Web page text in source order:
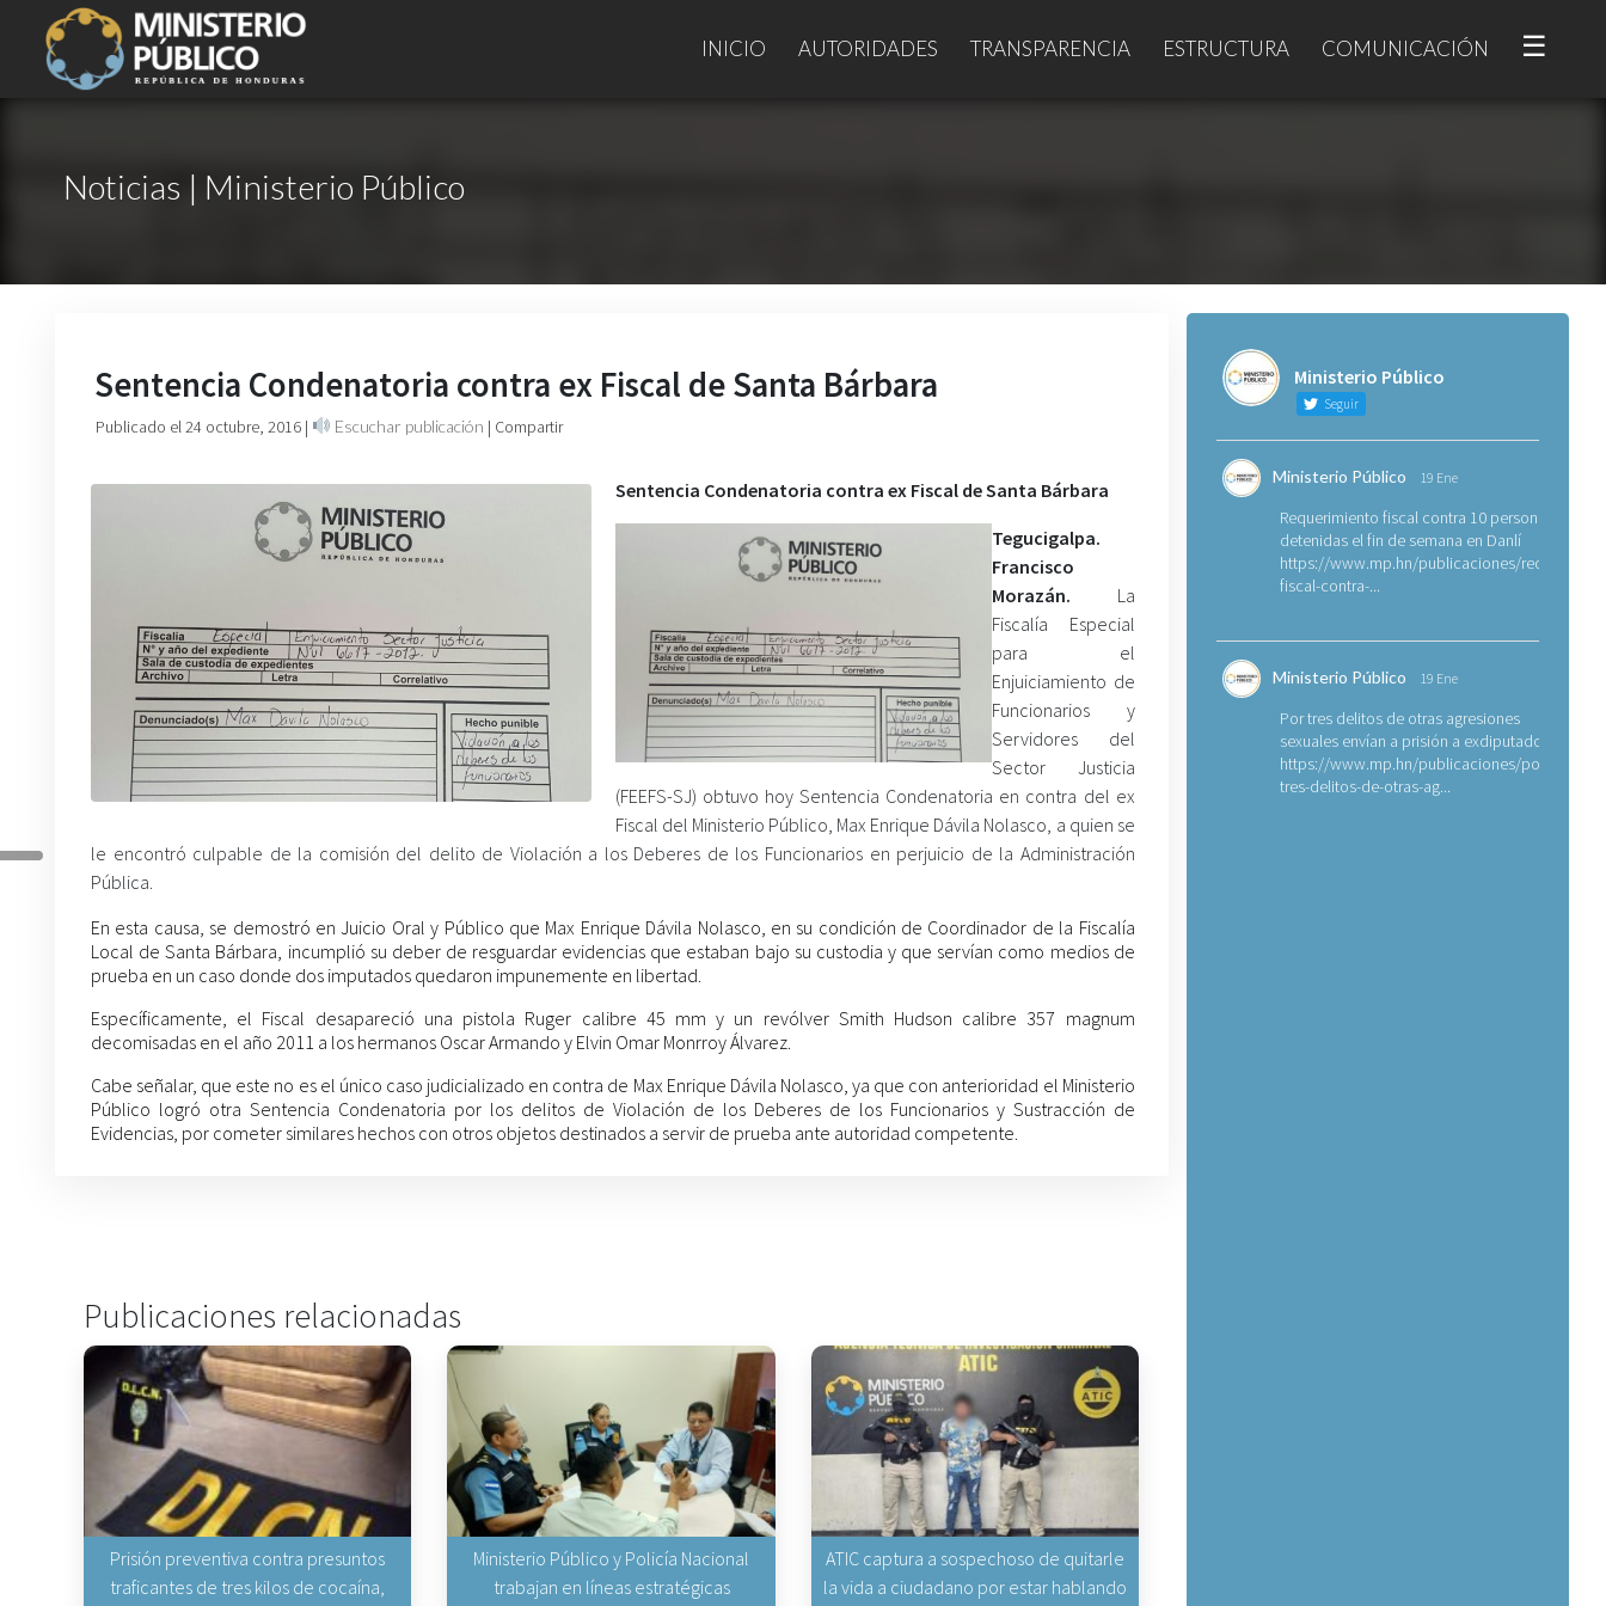
INICIO AUTORIDADES TRANSPARENCIA ESTRUCTURA COMUNICACIÓN ☰
Noticias | Ministerio Público
Sentencia Condenatoria contra ex Fiscal de Santa Bárbara
Publicado el 24 octubre, 2016 | Escuchar publicación | Compartir
Sentencia Condenatoria contra ex Fiscal de Santa Bárbara
Tegucigalpa.
Francisco
Morazán. La
Fiscalía Especial
para el
Enjuiciamiento de
Funcionarios y
Servidores del
Sector Justicia
(FEEFS-SJ) obtuvo hoy Sentencia Condenatoria en contra del ex
Fiscal del Ministerio Público, Max Enrique Dávila Nolasco, a quien se
le encontró culpable de la comisión del delito de Violación a los Deberes de los Funcionarios en perjuicio de la Administración
Pública.
En esta causa, se demostró en Juicio Oral y Público que Max Enrique Dávila Nolasco, en su condición de Coordinador de la Fiscalía
Local de Santa Bárbara, incumplió su deber de resguardar evidencias que estaban bajo su custodia y que servían como medios de
prueba en un caso donde dos imputados quedaron impunemente en libertad.
Específicamente, el Fiscal desapareció una pistola Ruger calibre 45 mm y un revólver Smith Hudson calibre 357 magnum
decomisadas en el año 2011 a los hermanos Oscar Armando y Elvin Omar Monrroy Álvarez.
Cabe señalar, que este no es el único caso judicializado en contra de Max Enrique Dávila Nolasco, ya que con anterioridad el Ministerio
Público logró otra Sentencia Condenatoria por los delitos de Violación de los Deberes de los Funcionarios y Sustracción de
Evidencias, por cometer similares hechos con otros objetos destinados a servir de prueba ante autoridad competente.
Publicaciones relacionadas
Prisión preventiva contra presuntos
traficantes de tres kilos de cocaína,
Ministerio Público y Policía Nacional
trabajan en líneas estratégicas
ATIC captura a sospechoso de quitarle
la vida a ciudadano por estar hablando
Ministerio Público
Seguir
Ministerio Público 19 Ene
Requerimiento fiscal contra 10 personas
detenidas el fin de semana en Danlí
https://www.mp.hn/publicaciones/
fiscal-contra-...
Ministerio Público 19 Ene
Por tres delitos de otras agresiones
sexuales envían a prisión a exdiputado
https://www.mp.hn/publicaciones/por-
tres-delitos-de-otras-ag...